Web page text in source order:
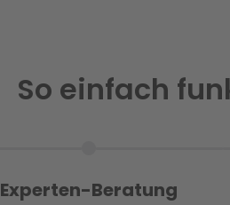
So einfach
Experten-Beratung